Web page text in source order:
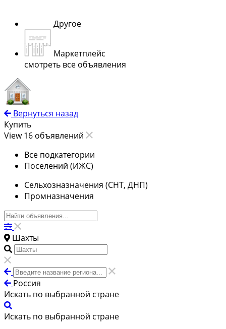
Другое
Маркетплейс
смотреть все объявления
Вернуться назад
Купить
View 16 объявлений
Все подкатегории
Поселений (ИЖС)
Сельхозназначения (СНТ, ДНП)
Промназначения
Шахты
Россия
Искать по выбранной стране
Искать по выбранной стране